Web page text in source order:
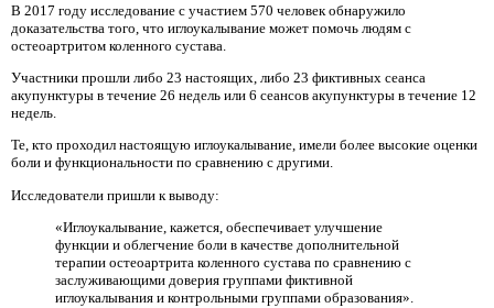
В 2017 году исследование с участием 570 человек обнаружило
доказательства того, что иглоукалывание может помочь людям с
остеоартритом коленного сустава.
Участники прошли либо 23 настоящих, либо 23 фиктивных сеанса
акупунктуры в течение 26 недель или 6 сеансов акупунктуры в течение 12
недель.
Те, кто проходил настоящую иглоукалывание, имели более высокие оценки
боли и функциональности по сравнению с другими.
Исследователи пришли к выводу:
«Иглоукалывание, кажется, обеспечивает улучшение
функции и облегчение боли в качестве дополнительной
терапии остеоартрита коленного сустава по сравнению с
заслуживающими доверия группами фиктивной
иглоукалывания и контрольными группами образования».